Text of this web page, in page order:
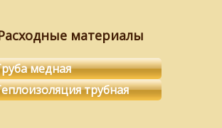
материалы
медная
трубная